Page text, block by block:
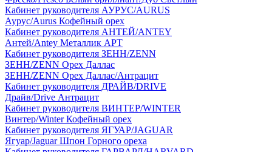
Кабинет руководителя АУРУС/AURUS
Аурус/Aurus Кофейный орех
Кабинет руководителя АНТЕЙ/ANTEY
Антей/Antey Металлик АРТ
Кабинет руководителя ЗЕНН/ZENN
ЗЕНН/ZENN Орех Даллас
ЗЕНН/ZENN Орех Даллас/Антрацит
Кабинет руководителя ДРАЙВ/DRIVE
Драйв/Drive Антрацит
Кабинет руководителя ВИНТЕР/WINTER
Винтер/Winter Кофейный орех
Кабинет руководителя ЯГУАР/JAGUAR
Ягуар/Jaguar Шпон Горного ореха